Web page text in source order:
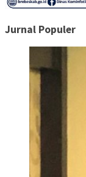
Jurnal Populer